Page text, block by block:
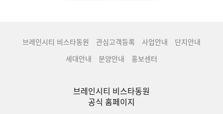
브레인시티 비스타동원 관심고객등록 사업안내
단지안내
세대안내
분양안내 홍보센터
브레인시티 비스타동원
공식 홈페이지